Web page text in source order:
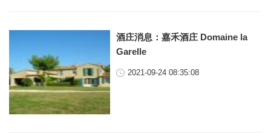
酒庄消息：嘉禾酒庄 Domaine la
Garelle
2021-09-24 08:35:08